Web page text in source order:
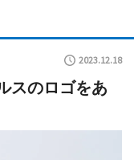
2023.12.18
スのロゴをあ